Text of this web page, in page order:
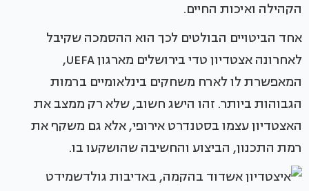
הקהילה ואיכות החיים.
אחד הביטויים הבולטים לכך הוא ההסמכה שקיבל
לאחרונה אצטדיון טדי בירושלים מארגון UEFA,
המאפשרת לו לארח משחקים בינלאומיים ברמות
הגבוהות ביותר. זהו הישג חשוב, שלא רק ממצב את
האצטדיון עצמו בסטנדרט אירופי, אלא גם משקף את
רמת התכנון, הביצוע והחשיבה שהושקעו בו.